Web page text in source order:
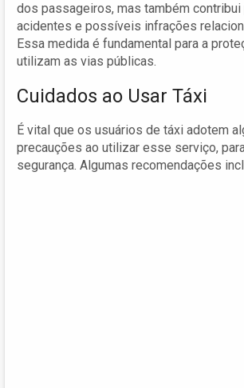
dos passageiros, mas também contribui
acidentes e possíveis infrações
Essa medida é fundamental para a
utilizam as vias públicas.
Cuidados ao Usar Táxi
É vital que os usuários de táxi adotem
precauções ao utilizar esse serviço,
segurança. Algumas recomendações